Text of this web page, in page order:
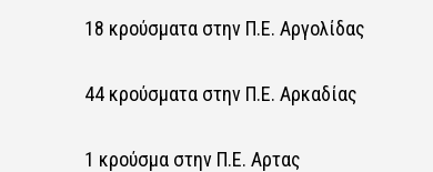
18 κρούσματα στην Π.Ε. Αργολίδας
44 κρούσματα στην Π.Ε. Αρκαδίας
1 κρούσμα στην Π.Ε. Αρτας